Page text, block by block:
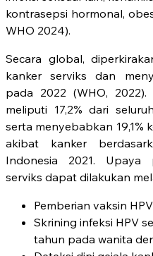
kontrasepsi hormonal,
WHO 2024).
Secara global,
kanker serviks dan
pada 2022 (WHO,
meliputi 17,2% dari
serta menyebabkan 19,1%
akibat kanker
Indonesia 2021. Upaya
serviks dapat dilakukan
Pemberian vaksin
Skrining infeksi HPV
tahun pada wanita